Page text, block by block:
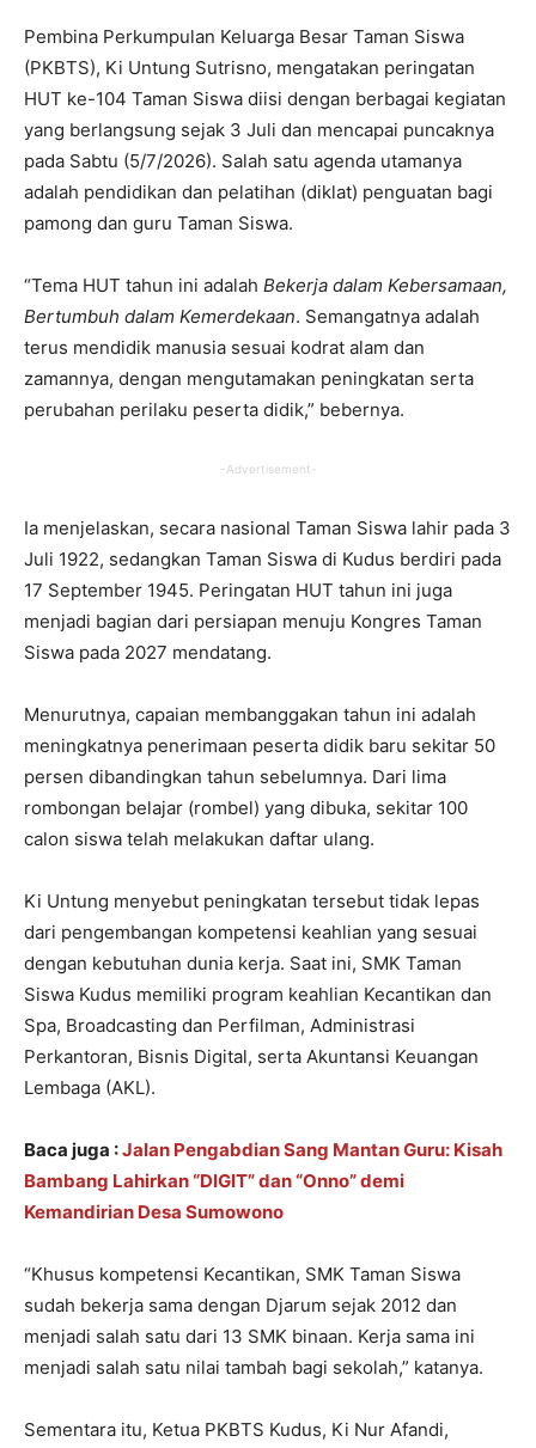
Pembina Perkumpulan Keluarga Besar Taman Siswa
(PKBTS), Ki Untung Sutrisno, mengatakan peringatan
HUT ke-104 Taman Siswa diisi dengan berbagai kegiatan
yang berlangsung sejak 3 Juli dan mencapai puncaknya
pada Sabtu (5/7/2026). Salah satu agenda utamanya
adalah pendidikan dan pelatihan (diklat) penguatan bagi
pamong dan guru Taman Siswa.
“Tema HUT tahun ini adalah Bekerja dalam Kebersamaan,
Bertumbuh dalam Kemerdekaan. Semangatnya adalah
terus mendidik manusia sesuai kodrat alam dan
zamannya, dengan mengutamakan peningkatan serta
perubahan perilaku peserta didik,” bebernya.
-Advertisement-
Ia menjelaskan, secara nasional Taman Siswa lahir pada 3
Juli 1922, sedangkan Taman Siswa di Kudus berdiri pada
17 September 1945. Peringatan HUT tahun ini juga
menjadi bagian dari persiapan menuju Kongres Taman
Siswa pada 2027 mendatang.
Menurutnya, capaian membanggakan tahun ini adalah
meningkatnya penerimaan peserta didik baru sekitar 50
persen dibandingkan tahun sebelumnya. Dari lima
rombongan belajar (rombel) yang dibuka, sekitar 100
calon siswa telah melakukan daftar ulang.
Ki Untung menyebut peningkatan tersebut tidak lepas
dari pengembangan kompetensi keahlian yang sesuai
dengan kebutuhan dunia kerja. Saat ini, SMK Taman
Siswa Kudus memiliki program keahlian Kecantikan dan
Spa, Broadcasting dan Perfilman, Administrasi
Perkantoran, Bisnis Digital, serta Akuntansi Keuangan
Lembaga (AKL).
Baca juga :Jalan Pengabdian Sang Mantan Guru: Kisah
Bambang Lahirkan “DIGIT” dan “Onno” demi
Kemandirian Desa Sumowono
“Khusus kompetensi Kecantikan, SMK Taman Siswa
sudah bekerja sama dengan Djarum sejak 2012 dan
menjadi salah satu dari 13 SMK binaan. Kerja sama ini
menjadi salah satu nilai tambah bagi sekolah,” katanya.
Sementara itu, Ketua PKBTS Kudus, Ki Nur Afandi,